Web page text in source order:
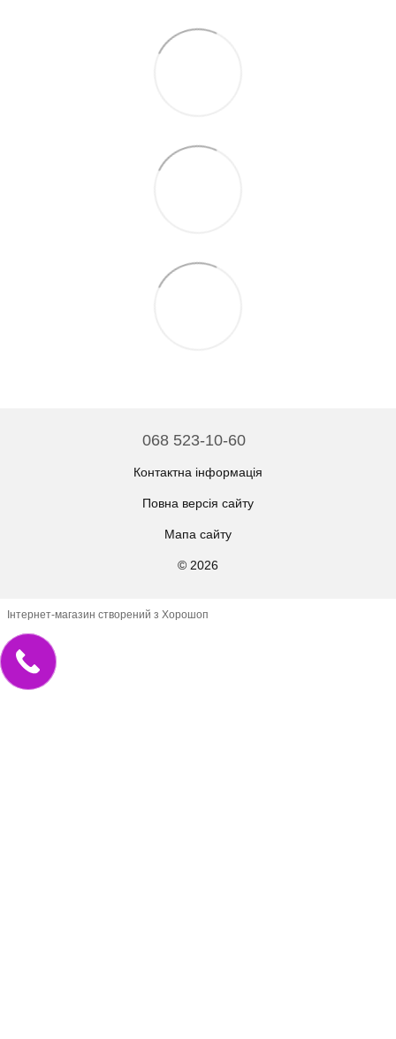
068 523-10-60
Контактна інформація
Повна версія сайту
Мапа сайту
© 2026
Інтернет-магазин створений з Хорошоп